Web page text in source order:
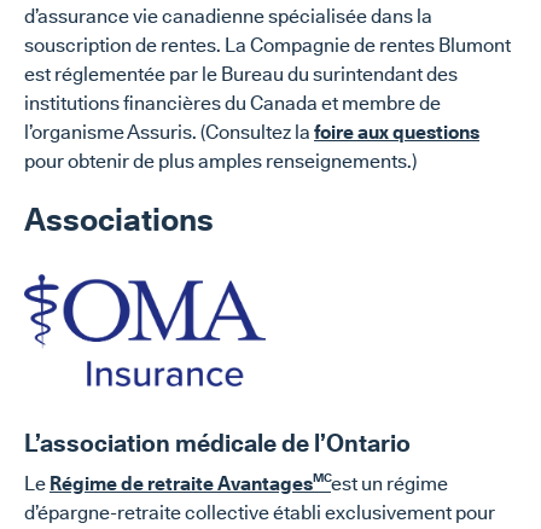
d’assurance vie canadienne spécialisée dans la
souscription de rentes. La Compagnie de rentes Blumont
est réglementée par le Bureau du surintendant des
institutions financières du Canada et membre de
l’organisme Assuris. (Consultez la foire aux questions
pour obtenir de plus amples renseignements.)
Associations
L’association médicale de l’Ontario
Le Régime de retraite AvantagesMCest un régime
d’épargne-retraite collective établi exclusivement pour